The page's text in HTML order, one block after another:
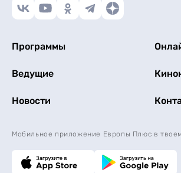
Программы
Ведущие
Новости
Мобильное приложение Европы Плюс в